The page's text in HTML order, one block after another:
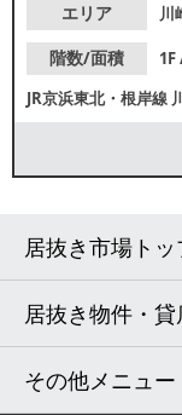
エリア
川
階数/面積
1F
JR京浜東北・根岸線
居抜き市場トッ
居抜き物件・
その他メニュー